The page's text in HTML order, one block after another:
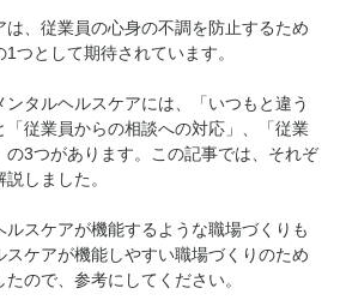
、従業員の心身の不調を防止するため
つとして期待されています。
タルヘルスケアには、「いつもと違う
従業員からの相談への対応」、「従業
の3つがあります。この記事では、それぞ
しました。
ルスケアが機能するような職場づくりも
ケアが機能しやすい職場づくりのため
ので、参考にしてください。